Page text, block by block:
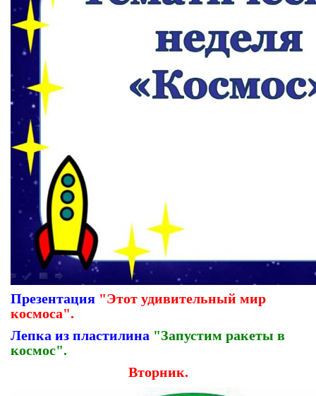
Презентация "Этот удивительный мир
космоса".
Лепка из пластилина "Запустим ракеты в
космос".
Вторник.